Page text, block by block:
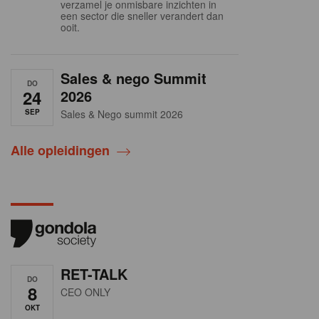
verzamel je onmisbare inzichten in
een sector die sneller verandert dan
ooit.
DO
24
SEP
Sales & nego Summit
2026
Sales & Nego summit 2026
Alle opleidingen
DO
8
OKT
RET-TALK
CEO ONLY